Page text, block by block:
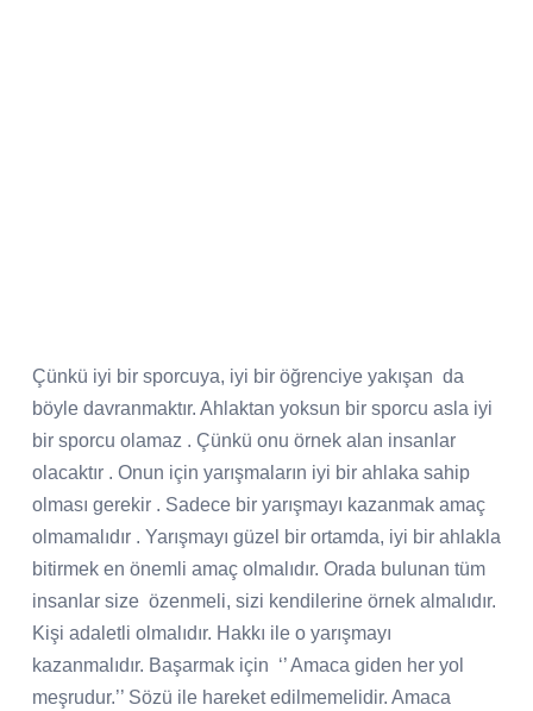
Çünkü iyi bir sporcuya, iyi bir öğrenciye yakışan da
böyle davranmaktır. Ahlaktan yoksun bir sporcu asla iyi
bir sporcu olamaz . Çünkü onu örnek alan insanlar
olacaktır . Onun için yarışmaların iyi bir ahlaka sahip
olması gerekir . Sadece bir yarışmayı kazanmak amaç
olmamalıdır . Yarışmayı güzel bir ortamda, iyi bir ahlakla
bitirmek en önemli amaç olmalıdır. Orada bulunan tüm
insanlar size özenmeli, sizi kendilerine örnek almalıdır.
Kişi adaletli olmalıdır. Hakkı ile o yarışmayı
kazanmalıdır. Başarmak için ‘’ Amaca giden her yol
meşrudur.’’ Sözü ile hareket edilmemelidir. Amaca